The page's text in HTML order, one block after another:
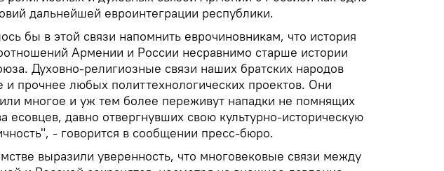
дальнейшей евроинтеграции республики.
бы в этой связи напомнить еврочиновникам, что история
Армении и России несравнимо старше истории
Духовно-религиозные связи наших братских народов
и прочнее любых политтехнологических проектов. Они
многое и уж тем более переживут нападки не помнящих
есовцев, давно отвергнувших свою культурно-историческую
- говорится в сообщении пресс-бюро.
выразили уверенность, что многовековые связи между